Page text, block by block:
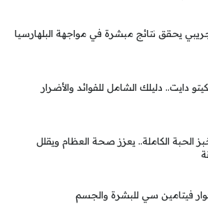
يحقق نتائج مبشرة في مواجهة البلهارسيا
دايت.. دليلك الشامل للفوائد والأضرار
الحبة الكاملة.. يعزز صحة العظام ويقلل
فيتامين سي للبشرة والجسم